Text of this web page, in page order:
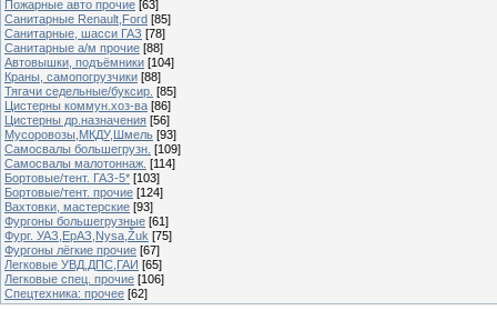
Пожарные авто прочие [63]
Санитарные Renault,Ford [85]
Санитарные, шасси ГАЗ [78]
Санитарные а/м прочие [88]
Автовышки, подъёмники [104]
Краны, самопогрузчики [88]
Тягачи седельные/буксир. [85]
Цистерны коммун.хоз-ва [86]
Цистерны др.назначения [56]
Мусоровозы,МКДУ,Шмель [93]
Самосвалы большегрузн. [109]
Самосвалы малотоннаж. [114]
Бортовые/тент. ГАЗ-5* [103]
Бортовые/тент. прочие [124]
Вахтовки, мастерские [93]
Фургоны большегрузные [61]
Фург. УАЗ,ЕрАЗ,Nysa,Žuk [75]
Фургоны лёгкие прочие [67]
Легковые УВД,ДПС,ГАИ [65]
Легковые спец. прочие [106]
Спецтехника: прочее [62]